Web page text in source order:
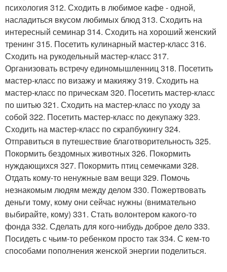
психология 312. Сходить в любимое кафе - одной,
насладиться вкусом любимых блюд 313. Сходить на
интересный семинар 314. Сходить на хороший женский
тренинг 315. Посетить кулинарный мастер-класс 316.
Сходить на рукодельный мастер-класс 317.
Организовать встречу единомышленниц 318. Посетить
мастер-класс по визажу и макияжу 319. Сходить на
мастер-класс по прическам 320. Посетить мастер-класс
по шитью 321. Сходить на мастер-класс по уходу за
собой 322. Посетить мастер-класс по декупажу 323.
Сходить на мастер-класс по скрапбукингу 324.
Отправиться в путешествие благотворительность 325.
Покормить бездомных животных 326. Покормить
нуждающихся 327. Покормить птиц семечками 328.
Отдать кому-то ненужные вам вещи 329. Помочь
незнакомым людям между делом 330. Пожертвовать
деньги тому, кому они сейчас нужны (внимательно
выбирайте, кому) 331. Стать волонтером какого-то
фонда 332. Сделать для кого-нибудь доброе дело 333.
Посидеть с чьим-то ребенком просто так 334. С кем-то
способами пополнения женской энергии поделиться.